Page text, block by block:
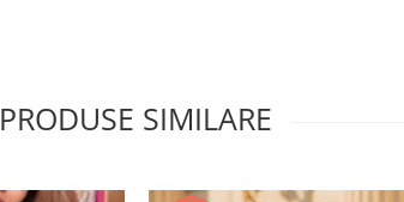
PRODUSE SIMILARE